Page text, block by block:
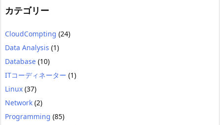
カテゴリー
CloudCompting (24)
Data Analysis (1)
Database (10)
ITコーディネーター (1)
Linux (37)
Network (2)
Programming (85)